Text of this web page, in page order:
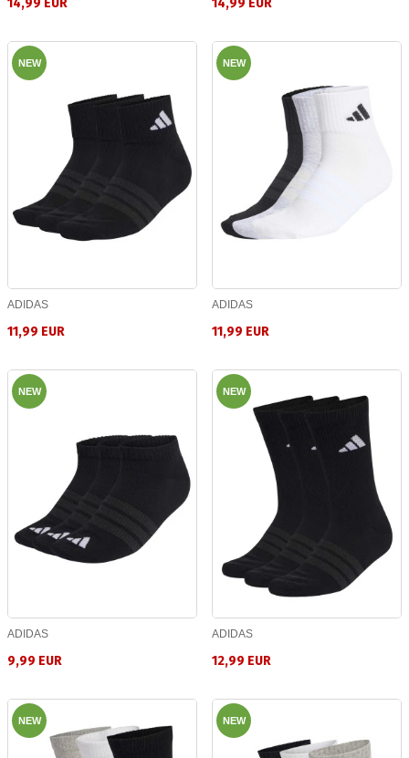
14,99 EUR 14,99 EUR
NEW
ADIDAS
11,99 EUR
NEW
ADIDAS
11,99 EUR
NEW
ADIDAS
9,99 EUR
NEW
ADIDAS
12,99 EUR
NEW NEW